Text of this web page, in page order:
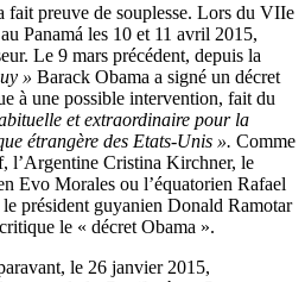
fait preuve de souplesse. Lors du VIIe
Panamá les 10 et 11 avril 2015,
Le 9 mars précédent, depuis la
» Barack Obama a signé un décret
à une possible intervention, fait du
et extraordinaire pour la
étrangère des Etats-Unis ». Comme
l’Argentine Cristina Kirchner, le
Evo Morales ou l’équatorien Rafael
président guyanien Donald Ramotar
le « décret Obama ».
le 26 janvier 2015,